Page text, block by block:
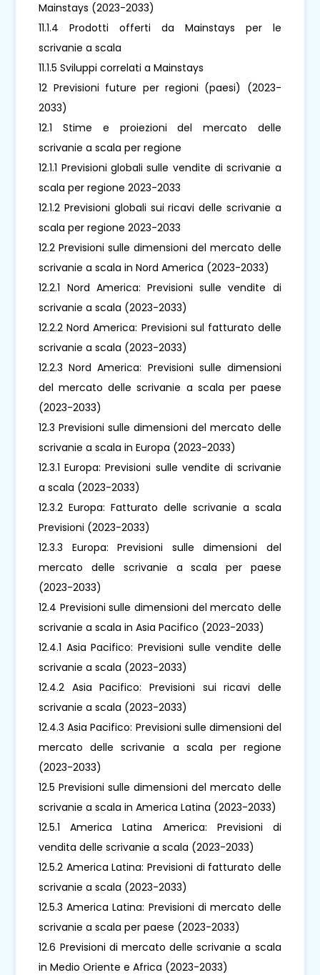
Mainstays (2023-2033)
11.1.4 Prodotti offerti da Mainstays per le
scrivanie a scala
11.1.5 Sviluppi correlati a Mainstays
12 Previsioni future per regioni (paesi) (2023-
2033)
12.1 Stime e proiezioni del mercato delle
scrivanie a scala per regione
12.1.1 Previsioni globali sulle vendite di scrivanie a
scala per regione 2023-2033
12.1.2 Previsioni globali sui ricavi delle scrivanie a
scala per regione 2023-2033
12.2 Previsioni sulle dimensioni del mercato delle
scrivanie a scala in Nord America (2023-2033)
12.2.1 Nord America: Previsioni sulle vendite di
scrivanie a scala (2023-2033)
12.2.2 Nord America: Previsioni sul fatturato delle
scrivanie a scala (2023-2033)
12.2.3 Nord America: Previsioni sulle dimensioni
del mercato delle scrivanie a scala per paese
(2023-2033)
12.3 Previsioni sulle dimensioni del mercato delle
scrivanie a scala in Europa (2023-2033)
12.3.1 Europa: Previsioni sulle vendite di scrivanie
a scala (2023-2033)
12.3.2 Europa: Fatturato delle scrivanie a scala
Previsioni (2023-2033)
12.3.3 Europa: Previsioni sulle dimensioni del
mercato delle scrivanie a scala per paese
(2023-2033)
12.4 Previsioni sulle dimensioni del mercato delle
scrivanie a scala in Asia Pacifico (2023-2033)
12.4.1 Asia Pacifico: Previsioni sulle vendite delle
scrivanie a scala (2023-2033)
12.4.2 Asia Pacifico: Previsioni sui ricavi delle
scrivanie a scala (2023-2033)
12.4.3 Asia Pacifico: Previsioni sulle dimensioni del
mercato delle scrivanie a scala per regione
(2023-2033)
12.5 Previsioni sulle dimensioni del mercato delle
scrivanie a scala in America Latina (2023-2033)
12.5.1 America Latina America: Previsioni di
vendita delle scrivanie a scala (2023-2033)
12.5.2 America Latina: Previsioni di fatturato delle
scrivanie a scala (2023-2033)
12.5.3 America Latina: Previsioni di mercato delle
scrivanie a scala per paese (2023-2033)
12.6 Previsioni di mercato delle scrivanie a scala
in Medio Oriente e Africa (2023-2033)